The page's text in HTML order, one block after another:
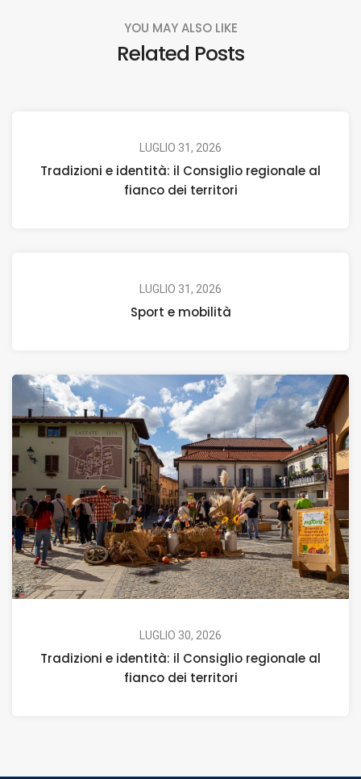
YOU MAY ALSO LIKE
Related Posts
LUGLIO 31, 2026
Tradizioni e identità: il Consiglio regionale al
fianco dei territori
LUGLIO 31, 2026
Sport e mobilità
LUGLIO 30, 2026
Tradizioni e identità: il Consiglio regionale al
fianco dei territori